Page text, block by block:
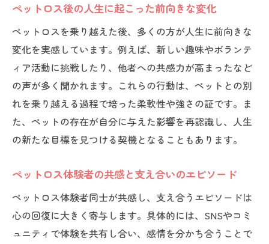
ペットロス後の人生に起こった前向きな変化
ペットロスを乗り越えた後、多くの方が人生に前向きな
変化を実感しています。例えば、新しい趣味やボランテ
ィア活動に挑戦したり、他者への共感力が高まったなど
の声が多く聞かれます。これらの行動は、ペットとの別
れを乗り越える過程で培った柔軟性や強さの証です。ま
た、ペットの存在が自分に与えた影響を再認識し、人生
の新たな目標を見つける契機となることもあります。
ペットロス体験者の共感と支え合いのエピソード
ペットロス体験者同士が共感し、支え合うエピソードは
心の回復に大きく寄与します。具体的には、SNSやコミ
ュニティで体験を共有し合い、感情を分かち合うことで